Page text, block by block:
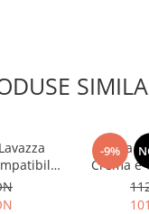
buc
-9%
Cafea
Crema e